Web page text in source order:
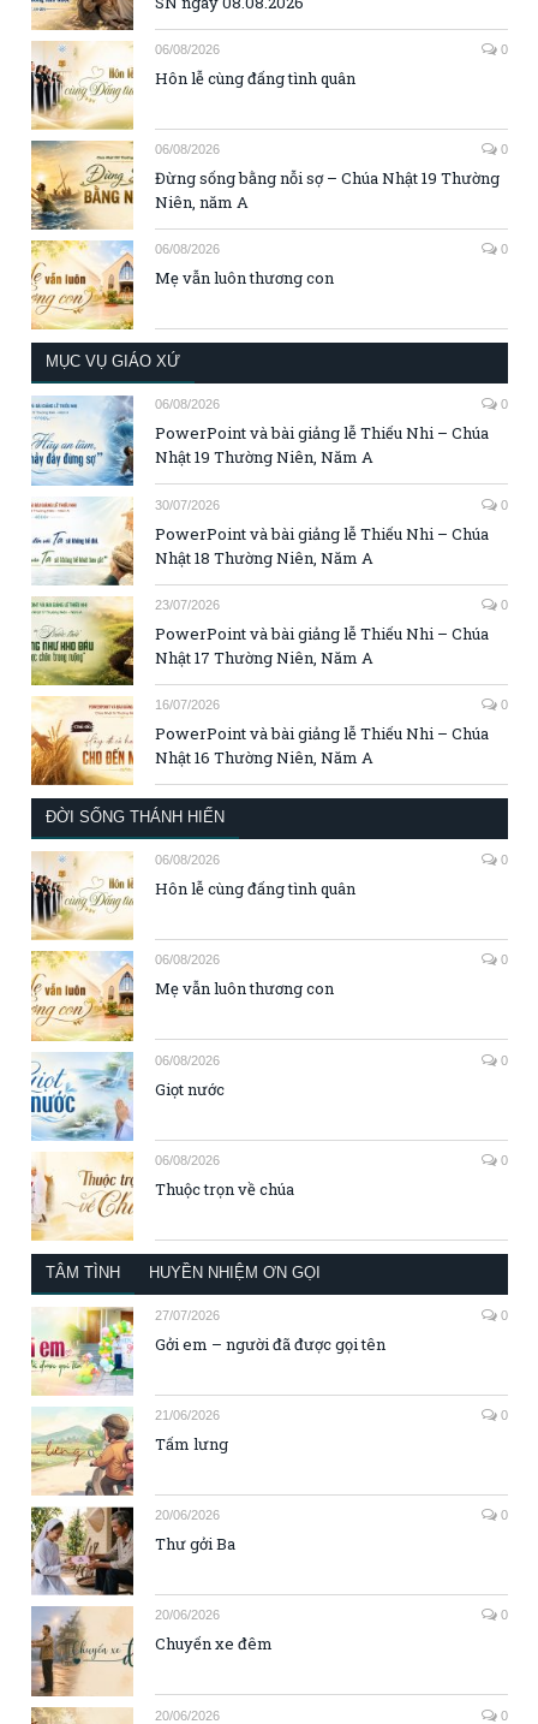
06/08/2026 0
Hôn lễ cùng đấng tình quân
06/08/2026 0
Đừng sống bằng nỗi sợ – Chúa Nhật 19 Thường
Niên, năm A
06/08/2026 0
Mẹ vẫn luôn thương con
MỤC VỤ GIÁO XỨ
06/08/2026 0
PowerPoint và bài giảng lễ Thiếu Nhi – Chúa
Nhật 19 Thường Niên, Năm A
30/07/2026 0
PowerPoint và bài giảng lễ Thiếu Nhi – Chúa
Nhật 18 Thường Niên, Năm A
23/07/2026 0
PowerPoint và bài giảng lễ Thiếu Nhi – Chúa
Nhật 17 Thường Niên, Năm A
16/07/2026 0
PowerPoint và bài giảng lễ Thiếu Nhi – Chúa
Nhật 16 Thường Niên, Năm A
ĐỜI SỐNG THÁNH HIẾN
06/08/2026 0
Hôn lễ cùng đấng tình quân
06/08/2026 0
Mẹ vẫn luôn thương con
06/08/2026 0
Giọt nước
06/08/2026 0
Thuộc trọn về chúa
TÂM TÌNH HUYỀN NHIỆM ƠN GỌI
27/07/2026 0
Gởi em – người đã được gọi tên
21/06/2026 0
Tấm lưng
20/06/2026 0
Thư gởi Ba
20/06/2026 0
Chuyến xe đêm
20/06/2026 0